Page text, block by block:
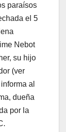
paraísos
el 5
Nebot
su hijo
(ver
al
dueña
por la